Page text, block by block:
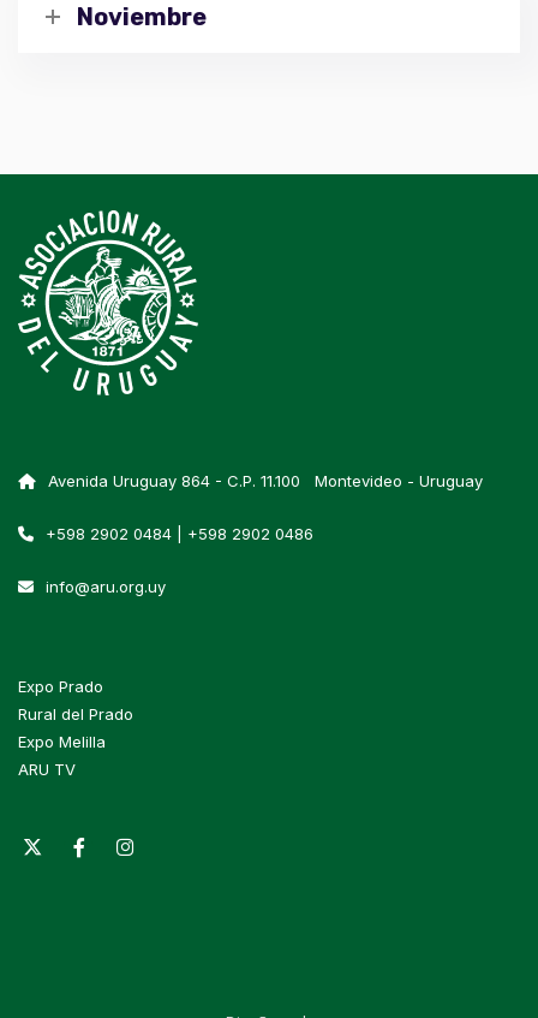
Noviembre
Avenida Uruguay 864 - C.P. 11.100 Montevideo - Uruguay
+598 2902 0484 | +598 2902 0486
info@aru.org.uy
Expo Prado
Rural del Prado
Expo Melilla
ARU TV